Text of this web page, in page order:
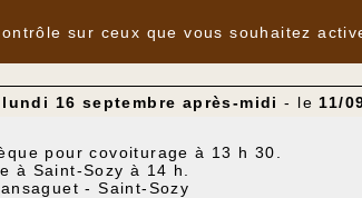
16 septembre après-midi - le 11/
pour covoiturage à 13 h 30.
à Saint-Sozy à 14 h.
- Saint-Sozy
sur ceux que vous souhaitez